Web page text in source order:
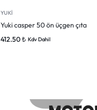
YUKİ
Yuki casper 50 ön üçgen çıta
412.50₺ Kdv Dahil